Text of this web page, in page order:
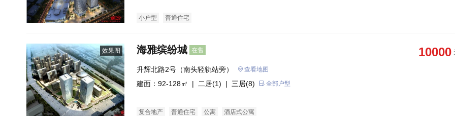
小户型 普通住宅
效果图 海雅缤纷城 在售 10000
升辉北路2号（南头轻轨站旁） 查看地图
建面：92-128㎡ | 二居(1) | 三居(8) 全部户型
复合地产 普通住宅 公寓 酒店式公寓